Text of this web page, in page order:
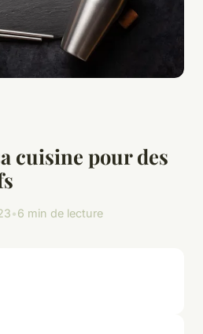
cuisine pour des
•6 min de lecture